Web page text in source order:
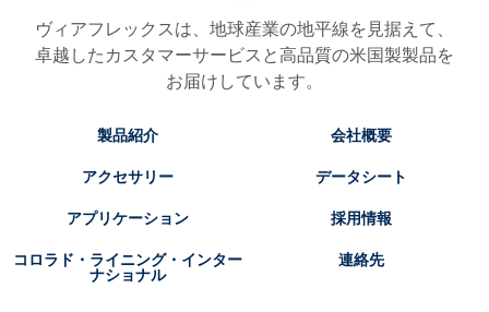
ヴィアフレックスは、地球産業の地平線を見据えて、
卓越したカスタマーサービスと高品質の米国製製品を
お届けしています。
製品紹介
アクセサリー
アプリケーション
コロラド・ライニング・インター
ナショナル
会社概要
データシート
採用情報
連絡先